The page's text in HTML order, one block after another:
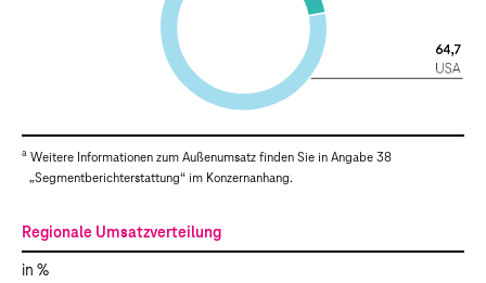
a Weitere Informationen zum Außenumsatz finden Sie in Angabe 38
„Segmentberichterstattung“ im Konzernanhang.
Regionale Umsatzverteilung
in %